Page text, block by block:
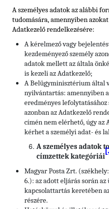
A személyes adatok az alábbi
tudomására, amennyiben
Adatkezelő rendelkezésére:
A kérelmező vagy
kezdeményező személy
adatok mellett az általa
is kezeli az Adatkezelő;
A Belügyminisztérium által
nyilvántartás: amennyiben
eredményes
azonban az Adatkezelő
címén nem elérhető, úgy az
kérhet a személyi adat- és
A személyes adatok
címzettek kategóriái
Magyar Posta Zrt.
6.): az adott eljárás során
kapcsolattartás keretében
részére.